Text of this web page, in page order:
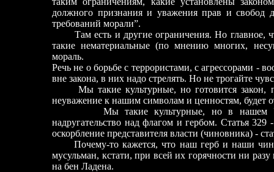
должного признания и уважения прав и свобод
требований морали”.
Там есть и другие ограничения. Но главное,
такие нематериальные (по мнению многих,
мораль.
Речь не о борьбе с террористами, с агрессорами -
вне закона, в них надо стрелять. Но не трогайте
Мы такие культурные, но готовится
неуважение к нашим символам и ценностям, будет
Мы такие культурные, но в нашем
надругательство над флагом и гербом. Статья 329 -
оскорбление представителя власти (чиновника) -
Почему-то кажется, что наш герб и наши
мусульман, кстати, при всей их горячности ни
на бен Ладена.